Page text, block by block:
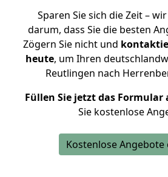
Sparen Sie sich die Zeit –
darum, dass Sie die besten
Zögern Sie nicht und
heute, um Ihren
Reutlingen nach
Füllen Sie jetzt das Formular
Sie kostenlose
Kostenlose Angebote